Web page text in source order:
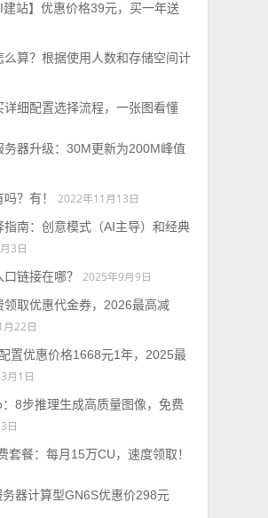
站】优惠价格39元，买一年送
么算？根据使用人数和存储空间计
详细配置选择流程，一张图看懂
务器升级：30M更新为200M峰值
？有！
2022年11月13日
指南：创意模式（AI主导）和经典
3日
链接在哪？
2025年9月9日
领取优惠代金券，2026最高减
22日
置优惠价格1668元1年，2025最
月1日
8步推理生成高质量图像，免费
日
套餐：每月15万CU，速度领取！
器计算型GN6S优惠价298元